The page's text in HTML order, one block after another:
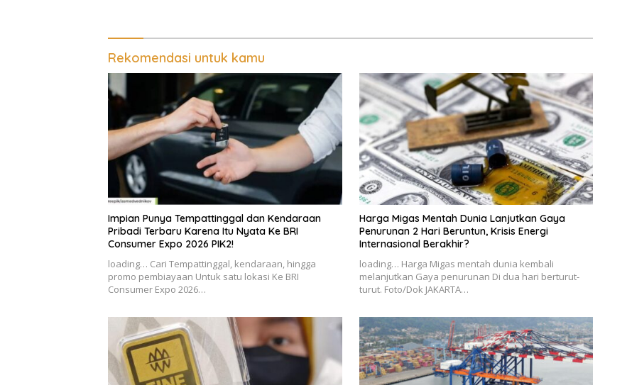
Rekomendasi untuk kamu
Impian Punya Tempattinggal dan Kendaraan
Pribadi Terbaru Karena Itu Nyata Ke BRI
Consumer Expo 2026 PIK2!
loading… Cari Tempattinggal, kendaraan, hingga
promo pembiayaan Untuk satu lokasi Ke BRI
Consumer Expo 2026…
Harga Migas Mentah Dunia Lanjutkan Gaya
Penurunan 2 Hari Beruntun, Krisis Energi
Internasional Berakhir?
loading… Harga Migas mentah dunia kembali
melanjutkan Gaya penurunan Di dua hari berturut-
turut. Foto/Dok JAKARTA…